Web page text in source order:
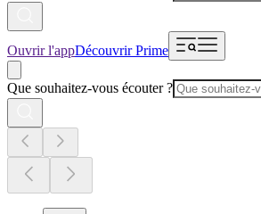
Ouvrir l'appDécouvrir Prime
Que souhaitez-vous écouter ?